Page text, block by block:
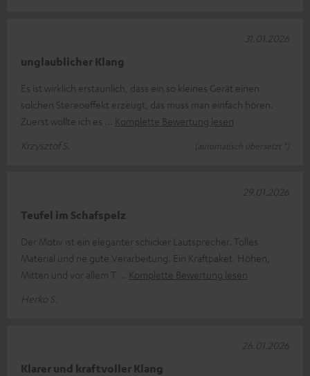
unglaublicher Klang
Es ist wirklich erstaunlich, dass ein so kleines Gerät einen
solchen Stereoeffekt erzeugt, das muss man einfach hören.
Zuerst wollte ich es
Komplette Bewertung lesen
Krzysztof S.
(automatisch übersetzt *)
31.01.2026
Teufel im Schafspelz
Der Motiv ist ein eleganter schicker Lautsprecher. Tolles
Material und ne gute Verarbeitung. Ein Kraftpaket. Höhen,
Mitten und vor allem T
Komplette Bewertung lesen
Herko S.
29.01.2026
Klarer und kraftvoller Klang
26.01.2026